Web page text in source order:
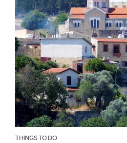
THINGS TO DO